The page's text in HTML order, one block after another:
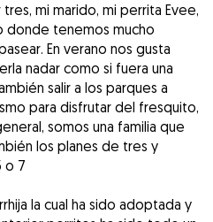
mi marido, mi perrita Evee,
donde tenemos mucho
En verano nos gusta
nadar como si fuera una
salir a los parques a
para disfrutar del fresquito,
somos una familia que
los planes de tres y
o 7
la cual ha sido adoptada y